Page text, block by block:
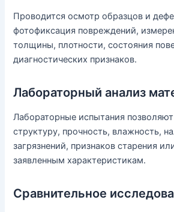
Проводится осмотр образцов и
фотофиксация повреждений,
толщины, плотности, состояния
диагностических признаков.
Лабораторный анализ
Лабораторные испытания
структуру, прочность, влажность,
загрязнений, признаков старения
заявленным характеристикам.
Сравнительное